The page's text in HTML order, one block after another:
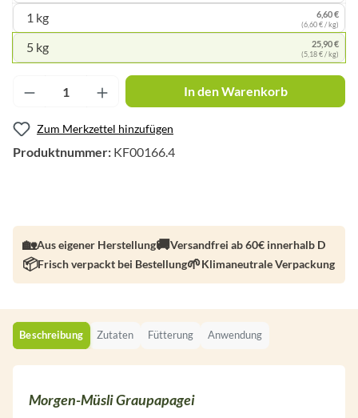
1 kg 6,60 €
(6,60 € / kg)
5 kg 25,90 €
(5,18 € / kg)
Produkt Anzahl: Gib den gewünschten
In den Warenkorb
Zum Merkzettel hinzufügen
Produktnummer: KF00166.4
Aus eigener Herstellung
Versandfrei ab 60€ innerhalb D
Frisch verpackt bei Bestellung
Klimaneutrale Verpackung
Beschreibung Zutaten Fütterung Anwendung
Morgen-Müsli Graupapagei